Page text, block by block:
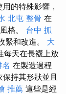
的特殊影響，
北屯 整骨 在
格。 台中 抓
緊和改進。 大
每天在長襪上放
在製造過程
持其形狀並且
推薦 這些是經